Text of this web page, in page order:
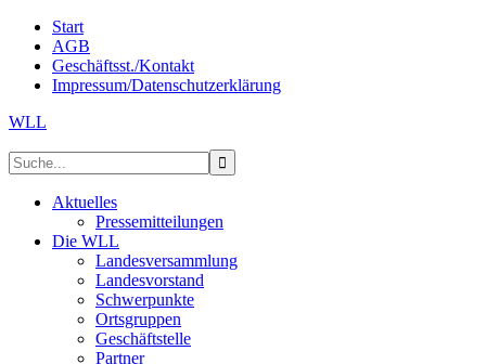
Start
AGB
Geschäftsst./Kontakt
Impressum/Datenschutzerklärung
WLL
Aktuelles
Pressemitteilungen
Die WLL
Landesversammlung
Landesvorstand
Schwerpunkte
Ortsgruppen
Geschäftstelle
Partner